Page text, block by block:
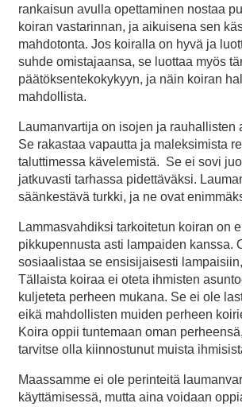
rankaisun avulla opettaminen nostaa
koiran vastarinnan, ja aikuisena sen
mahdotonta. Jos koiralla on hyvä ja
suhde omistajaansa, se luottaa myös
päätöksentekokykyyn, ja näin koiran
mahdollista.
Laumanvartija on isojen ja rauhallisten
Se rakastaa vapautta ja maleksimista
taluttimessa kävelemistä. Se ei sovi
jatkuvasti tarhassa pidettäväksi.
säänkestävä turkki, ja ne ovat
Lammasvahdiksi tarkoitetun koiran on
pikkupennusta asti lampaiden kanssa.
sosiaalistaa se ensisijaisesti
Tällaista koiraa ei oteta ihmisten
kuljeteta perheen mukana. Se ei ole
eikä mahdollisten muiden perheen
Koira oppii tuntemaan oman
tarvitse olla kiinnostunut muista
Maassamme ei ole perinteitä
käyttämisessä, mutta aina voidaan